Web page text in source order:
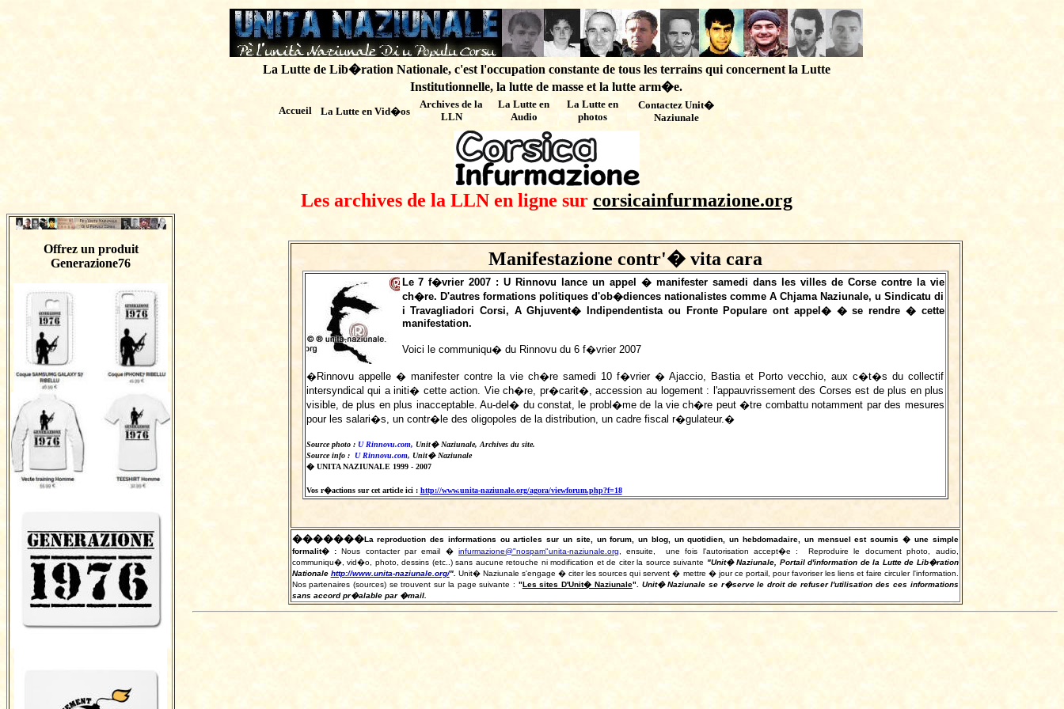
La Lutte de Lib�ration Nationale, c'est l'occupation constante de tous les terrains qui concernent la Lutte
Institutionnelle, la lutte de masse et la lutte arm�e.
Accueil La Lutte en Vid�os
Archives de la
LLN
La Lutte en
Audio
La Lutte en
photos
Contactez Unit�
Naziunale
Les archives de la LLN en ligne sur corsicainfurmazione.org
Offrez un produit
Generazione76
Manifestazione contr'� vita cara
Le 7 f�vrier 2007 : U Rinnovu lance un appel � manifester samedi dans les villes de Corse contre la vie
ch�re. D'autres formations politiques d'ob�diences nationalistes comme A Chjama Naziunale, u Sindicatu di
i Travagliadori Corsi, A Ghjuvent� Indipendentista ou Fronte Populare ont appel� � se rendre � cette
manifestation.
Voici le communiqu� du Rinnovu du 6 f�vrier 2007
�Rinnovu appelle � manifester contre la vie ch�re samedi 10 f�vrier � Ajaccio, Bastia et Porto vecchio, aux c�t�s du collectif
intersyndical qui a initi� cette action. Vie ch�re, pr�carit�, accession au logement : l'appauvrissement des Corses est de plus en plus
visible, de plus en plus inacceptable. Au-del� du constat, le probl�me de la vie ch�re peut �tre combattu notamment par des mesures
pour les salari�s, un contr�le des oligopoles de la distribution, un cadre fiscal r�gulateur.�
Source photo : U Rinnovu.com, Unit� Naziunale, Archives du site.
Source info : U Rinnovu.com, Unit� Naziunale
� UNITA NAZIUNALE 1999 - 2007
Vos r�actions sur cet article ici : http://www.unita-naziunale.org/agora/viewforum.php?f=18
�������La reproduction des informations ou articles sur un site, un forum, un blog, un quotidien, un hebdomadaire, un mensuel est soumis � une simple
formalit� :Nous contacter par email � infurmazione@"nospam"unita-naziunale.org , ensuite, une fois l'autorisation accept�e :
Reproduire le document photo, audio,
communiqu�, vid�o, photo, dessins (etc..) sans aucune retouche ni modification et de citer la source suivante "Unit� Naziunale, Portail d'information de la Lutte de Lib�ration
Nationale http://www.unita-naziunale.org/". Unit� Naziunale s'engage � citer les sources qui servent � mettre � jour ce portail, pour favoriser les liens et faire circuler l'information.
Nos partenaires (sources) se trouvent sur la page suivante : "Les sites D'Unit� Naziunale". Unit� Naziunale se r�serve le droit de refuser l'utilisation des ces informations
sans accord pr�alable par �mail.